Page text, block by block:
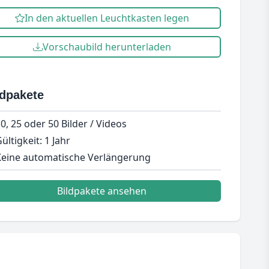
In den aktuellen Leuchtkasten legen
Vorschaubild herunterladen
25 oder 50 Bilder / Videos
1 Jahr
automatische Verlängerung
Bildpakete ansehen